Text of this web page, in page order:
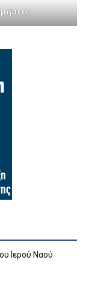
Ιερού Ναού